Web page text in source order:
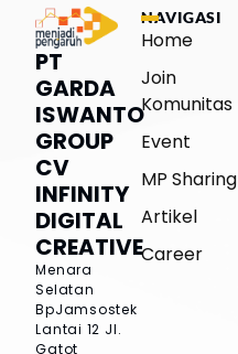
PT
GARDA
ISWANTO
GROUP
CV
INFINITY
DIGITAL
CREATIVE
Menara
Selatan
BpJamsostek
Lantai 12 Jl.
Gatot
NAVIGASI
Home
Join
Komunitas
Event
MP Sharing
Artikel
Career